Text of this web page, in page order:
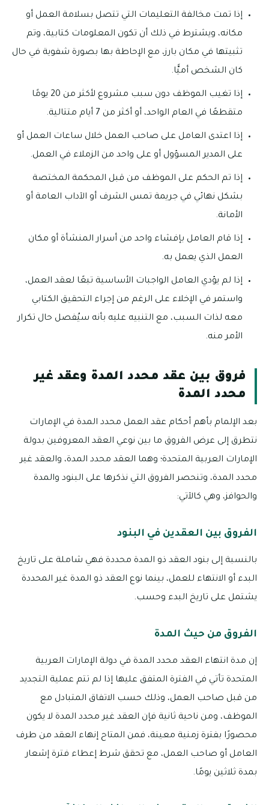
إذا تمت مخالفة التعليمات التي تتصل بسلامة العمل أو
مكانه، ويشترط في ذلك أن تكون المعلومات كتابية، وتم
تثبيتها في مكان بارز، مع الإحاطة بها بصورة شفوية في حال
كان الشخص أميًّا.
إذا تغيب الموظف دون سبب مشروع لأكثر من 20 يومًا
متقطعًا في العام الواحد، أو أكثر من 7 أيام متتالية.
إذا اعتدى العامل على صاحب العمل خلال ساعات العمل أو
على المدير المسؤول أو على واحد من الزملاء في العمل.
إذا تم الحكم على الموظف من قبل المحكمة المختصة
بشكل نهائي في جريمة تمس الشرف أو الآداب العامة أو
الأمانة.
إذا قام العامل بإفشاء واحد من أسرار المنشأة أو مكان
العمل الذي يعمل به.
إذا لم يؤدي العامل الواجبات الأساسية تبعًا لعقد العمل،
واستمر في الإخلاء على الرغم من إجراء التحقيق الكتابي
معه لذات السبب، مع التنبيه عليه بأنه سيُفصل حال تكرار
الأمر منه.
فروق بين عقد محدد المدة وعقد غير
محدد المدة
بعد الإلمام بأهم أحكام عقد العمل محدد المدة في الإمارات
نتطرق إلى عرض الفروق ما بين نوعي العقد المعروفين بدولة
الإمارات العربية المتحدة؛ وهما العقد محدد المدة، والعقد غير
محدد المدة، وتنحصر الفروق التي نذكرها على البنود والمدة
والحوافز، وهي كالآتي:
الفروق بين العقدين في البنود
بالنسبة إلى بنود العقد ذو المدة محددة فهي شاملة على تاريخ
البدء أو الانتهاء للعمل، بينما نوع العقد ذو المدة غير المحددة
يشتمل على تاريخ البدء وحسب.
الفروق من حيث المدة
إن مدة انتهاء العقد محدد المدة في دولة الإمارات العربية
المتحدة تأتي في الفترة المتفق عليها إذا لم تتم عملية التجديد
من قبل صاحب العمل، وذلك حسب الاتفاق المتبادل مع
الموظف، ومن ناحية ثانية فإن العقد غير محدد المدة لا يكون
محصورًا بفترة زمنية معينة، فمن المتاح إنهاء العقد من طرف
العامل أو صاحب العمل، مع تحقق شرط إعطاء فترة إشعار
بمدة ثلاثين يومًا.